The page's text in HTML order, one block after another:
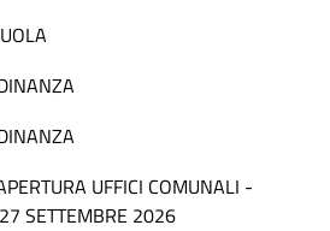
UFFICI COMUNALI -
SETTEMBRE 2026